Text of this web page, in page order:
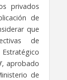
privados
de
que
de
aprobado
de